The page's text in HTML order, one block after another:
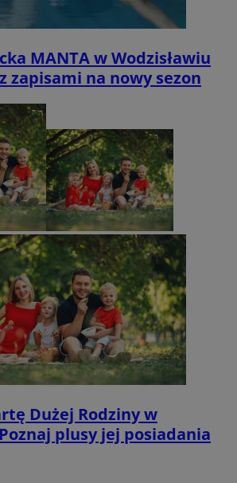
MANTA w Wodzisławiu
zapisami na nowy sezon
Dużej Rodziny w
plusy jej posiadania